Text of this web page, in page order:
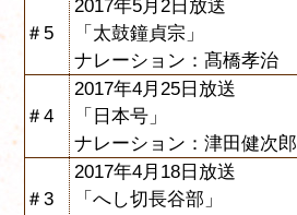
＃5
2017年5月2日放送
「太鼓鐘貞宗」
ナレーション：髙橋孝治
＃4
2017年4月25日放送
「日本号」
ナレーション：津田健次郎
＃3
2017年4月18日放送
「へし切長谷部」